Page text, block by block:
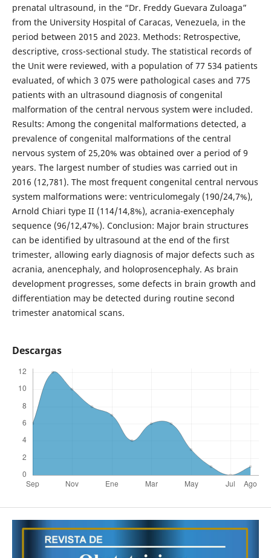
prenatal ultrasound, in the “Dr. Freddy Guevara Zuloaga”
from the University Hospital of Caracas, Venezuela, in the
period between 2015 and 2023. Methods: Retrospective,
descriptive, cross-sectional study. The statistical records of
the Unit were reviewed, with a population of 77 534 patients
evaluated, of which 3 075 were pathological cases and 775
patients with an ultrasound diagnosis of congenital
malformation of the central nervous system were included.
Results: Among the congenital malformations detected, a
prevalence of congenital malformations of the central
nervous system of 25,20% was obtained over a period of 9
years. The largest number of studies was carried out in
2016 (12,781). The most frequent congenital central nervous
system malformations were: ventriculomegaly (190/24,7%),
Arnold Chiari type II (114/14,8%), acrania-exencephaly
sequence (96/12,47%). Conclusion: Major brain structures
can be identified by ultrasound at the end of the first
trimester, allowing early diagnosis of major defects such as
acrania, anencephaly, and holoprosencephaly. As brain
development progresses, some defects in brain growth and
differentiation may be detected during routine second
trimester anatomical scans.
Descargas